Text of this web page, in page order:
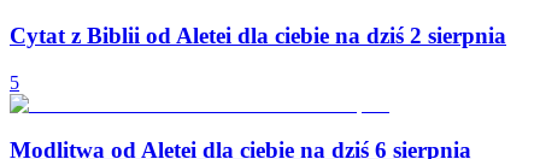
Cytat z Biblii od Aletei dla ciebie na dziś 2 sierpnia
5
Modlitwa od Aletei dla ciebie na dziś 6 sierpnia